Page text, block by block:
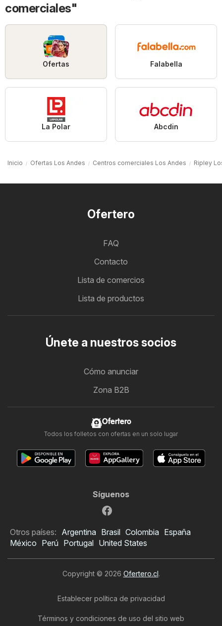
comerciales"
Ofertas Falabella
La Polar Abcdin
Inicio Ofertas Los Andes Centros comerciales Los Andes Ripley
Ofertero
FAQ
Contacto
Lista de comercios
Lista de productos
Únete a nuestros socios
Cómo anunciar
Zona B2B
Ofertero
Todos los folletos con ofertas en un solo lugar
Síguenos
Otros países: Argentina Brasil Colombia España
México Perú Portugal United States
Copyright © 2026 Ofertero.cl.
Establecer política de privacidad
Términos y condiciones de uso del sitio web